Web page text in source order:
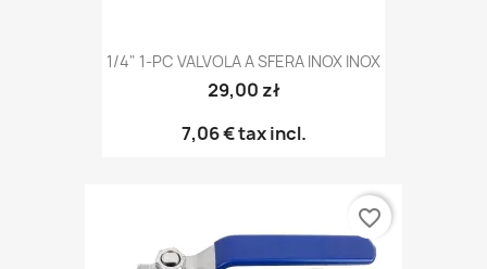
1/4" 1-PC VALVOLA A SFERA INOX INOX
29,00 zł
7,06 €tax incl.
favorite_border